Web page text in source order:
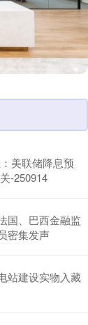
美联储降息预
-250914
国、巴西金融监
密集发声
站建设实物入藏